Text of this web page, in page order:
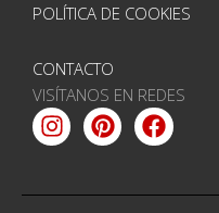
POLÍTICA DE COOKIES
CONTACTO
VISÍTANOS EN REDES
Instagram
Pinterest